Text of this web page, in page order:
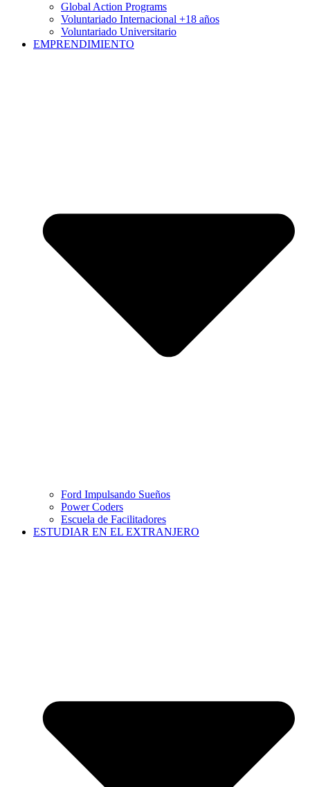
Global Action Programs
Voluntariado Internacional +18 años
Voluntariado Universitario
EMPRENDIMIENTO
Ford Impulsando Sueños
Power Coders
Escuela de Facilitadores
ESTUDIAR EN EL EXTRANJERO